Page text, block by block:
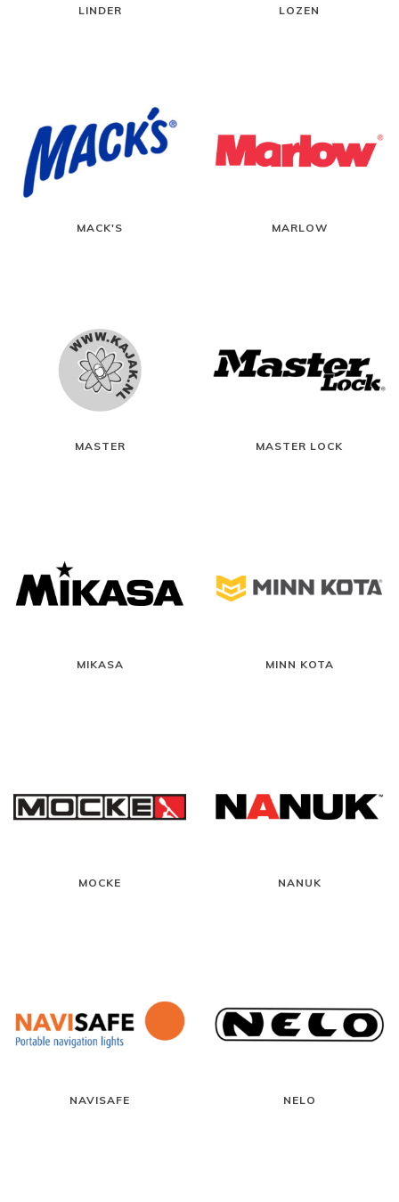
LINDER LOZEN
MACK'S MARLOW
MASTER MASTER LOCK
MIKASA MINN KOTA
MOCKE NANUK
NAVISAFE NELO